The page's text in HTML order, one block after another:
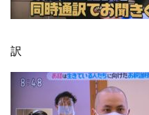
訳